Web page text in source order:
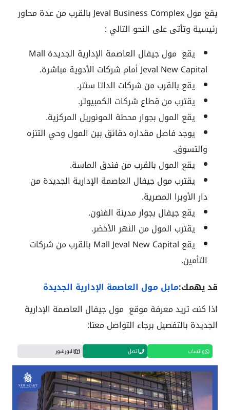
يقع مول Jeval Business Complex بالقرب من عدة محاور
رئيسية وتأتى على النحو التالي :
يقع
مول جيفال العاصمة الإدارية الجديدة Mall
Jeval New Capitalأمام شركات الأدوية مباشرة.
يقع بالقرب من شركات الداتا سنتر.
يقترب من قطاع شركات الكمبيوتر.
يقع المول بجوار محطة المونوريل المركزية.
يوجد فاصل مقداره دقائق بين المول وحي التنزه
والتسوق.
يقع المول بالقرب من فندق الماسة.
يقترب مول جيفال العاصمة الإدارية الجديدة من
دار الأوبرا المصرية.
يقع جيفال بجوار مدينة الفنون.
يقترب المول من النهر الأخضر.
يقع Mall Jeval New Capital بالقرب من شركات
التأمين.
قد يهمك:مابل مول العاصمة الإدارية الجديدة
اذا كنت تريد معرفة موقع مول جيفال العاصمة الإدارية
الجديدة بالتفصيل برجاء التواصل معنا:
واتساب اتصل البورشور